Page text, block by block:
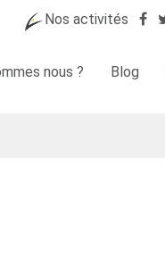
Nos activités
nous ? Blog